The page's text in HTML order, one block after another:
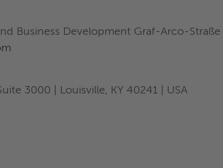
Business Development Graf-Arco-
3000 | Louisville, KY 40241 | USA